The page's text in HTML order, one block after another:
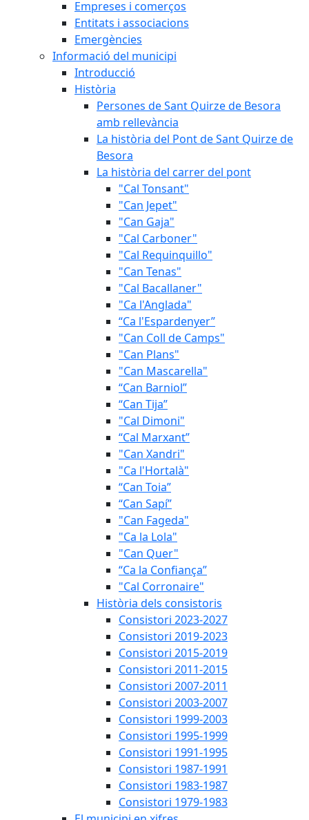
Empreses i comerços
Entitats i associacions
Emergències
Informació del municipi
Introducció
Història
Persones de Sant Quirze de Besora
amb rellevància
La història del Pont de Sant Quirze de
Besora
La història del carrer del pont
"Cal Tonsant"
"Can Jepet"
"Can Gaja"
"Cal Carboner"
"Cal Requinquillo"
"Can Tenas"
"Cal Bacallaner"
"Ca l'Anglada"
“Ca l'Espardenyer”
"Can Coll de Camps"
"Can Plans"
"Can Mascarella"
“Can Barniol”
“Can Tija”
"Cal Dimoni"
“Cal Marxant”
"Can Xandri"
"Ca l'Hortalà"
“Can Toia”
“Can Sapí”
"Can Fageda"
"Ca la Lola"
"Can Quer"
“Ca la Confiança”
"Cal Corronaire"
Història dels consistoris
Consistori 2023-2027
Consistori 2019-2023
Consistori 2015-2019
Consistori 2011-2015
Consistori 2007-2011
Consistori 2003-2007
Consistori 1999-2003
Consistori 1995-1999
Consistori 1991-1995
Consistori 1987-1991
Consistori 1983-1987
Consistori 1979-1983